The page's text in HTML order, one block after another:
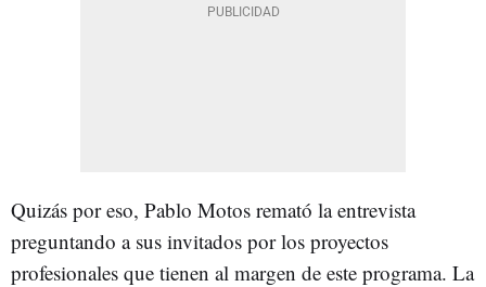
Quizás por eso, Pablo Motos remató la entrevista
preguntando a sus invitados por los proyectos
profesionales que tienen al margen de este programa. La